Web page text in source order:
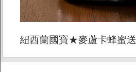
紐西蘭國寶★麥蘆卡蜂蜜送